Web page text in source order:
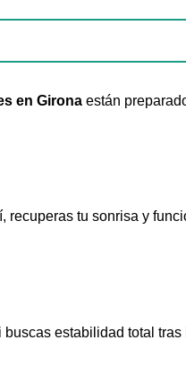
en Girona están
recuperas tu sonrisa y
estabilidad total tras